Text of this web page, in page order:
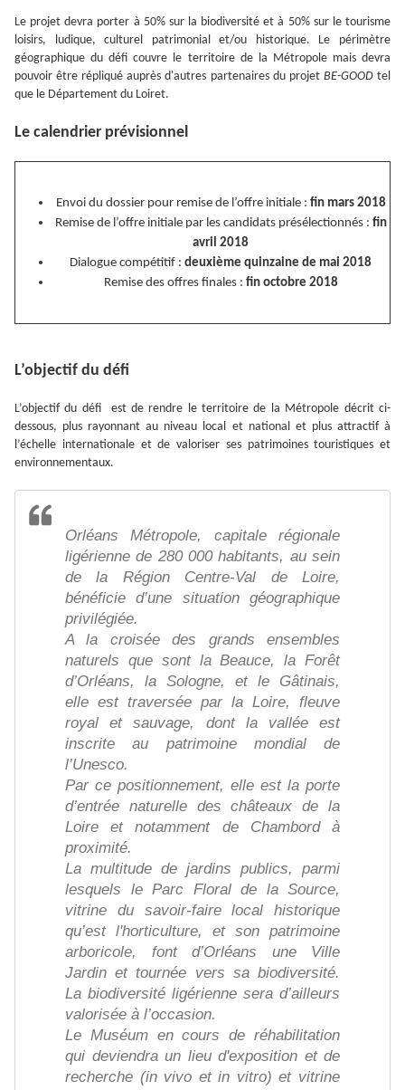
Le projet devra porter à 50% sur la biodiversité et à 50% sur le tourisme
loisirs, ludique, culturel patrimonial et/ou historique. Le périmètre
géographique du défi couvre le territoire de la Métropole mais devra
pouvoir être répliqué auprès d'autres partenaires du projet BE-GOODtel
que le Département du Loiret.
Le calendrier prévisionnel
Envoi du dossier pour remise de l’offre initiale : fin mars 2018
Remise de l’offre initiale par les candidats présélectionnés : fin
avril 2018
Dialogue compétitif : deuxième quinzaine de mai 2018
Remise des offres finales : fin octobre 2018
L’objectif du défi
L’objectif du défi est de rendre le territoire de la Métropole décrit ci-
dessous, plus rayonnant au niveau local et national et plus attractif à
l’échelle internationale et de valoriser ses patrimoines touristiques et
environnementaux.
Orléans Métropole, capitale régionale
ligérienne de 280 000 habitants, au sein
de la Région Centre-Val de Loire,
bénéficie d’une situation géographique
privilégiée.
A la croisée des grands ensembles
naturels que sont la Beauce, la Forêt
d’Orléans, la Sologne, et le Gâtinais,
elle est traversée par la Loire, fleuve
royal et sauvage, dont la vallée est
inscrite au patrimoine mondial de
l’Unesco.
Par ce positionnement, elle est la porte
d’entrée naturelle des châteaux de la
Loire et notamment de Chambord à
proximité.
La multitude de jardins publics, parmi
lesquels le Parc Floral de la Source,
vitrine du savoir-faire local historique
qu’est l'horticulture, et son patrimoine
arboricole, font d’Orléans une Ville
Jardin et tournée vers sa biodiversité.
La biodiversité ligérienne sera d’ailleurs
valorisée à l’occasion.
Le Muséum en cours de réhabilitation
qui deviendra un lieu d'exposition et de
recherche (in vivo et in vitro) et vitrine